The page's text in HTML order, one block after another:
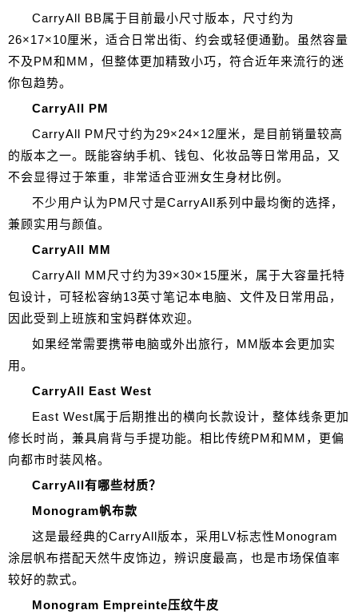
CarryAll BB属于目前最小尺寸版本，尺寸约为
26×17×10厘米，适合日常出街、约会或轻便通勤。虽然容量
不及PM和MM，但整体更加精致小巧，符合近年来流行的迷
你包趋势。
CarryAll PM
CarryAll PM尺寸约为29×24×12厘米，是目前销量较高
的版本之一。既能容纳手机、钱包、化妆品等日常用品，又
不会显得过于笨重，非常适合亚洲女生身材比例。
不少用户认为PM尺寸是CarryAll系列中最均衡的选择，
兼顾实用与颜值。
CarryAll MM
CarryAll MM尺寸约为39×30×15厘米，属于大容量托特
包设计，可轻松容纳13英寸笔记本电脑、文件及日常用品，
因此受到上班族和宝妈群体欢迎。
如果经常需要携带电脑或外出旅行，MM版本会更加实
用。
CarryAll East West
East West属于后期推出的横向长款设计，整体线条更加
修长时尚，兼具肩背与手提功能。相比传统PM和MM，更偏
向都市时装风格。
CarryAll有哪些材质？
Monogram帆布款
这是最经典的CarryAll版本，采用LV标志性Monogram
涂层帆布搭配天然牛皮饰边，辨识度最高，也是市场保值率
较好的款式。
Monogram Empreinte压纹牛皮